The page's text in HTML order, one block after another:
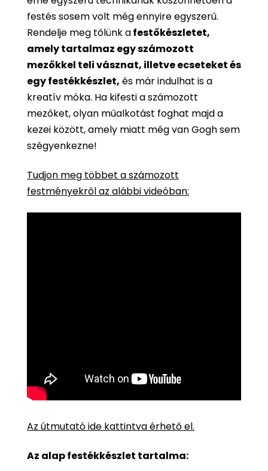
festés sosem volt még ennyire egyszerű.
Rendelje meg tőlünk afestőkészletet,
amely tartalmaz egy számozott
mezőkkel teli vásznat, illetve ecseteket és
egy festékkészlet, és már indulhat is a
kreatív móka. Ha kifesti a számozott
mezőket, olyan műalkotást foghat majd a
kezei között, amely miatt még van Gogh sem
szégyenkezne!
Tudjon meg többet a számozott
festményekről az alábbi videóban:
Az útmutató ide kattintva érhető el.
Az alap festékkészlet tartalma: